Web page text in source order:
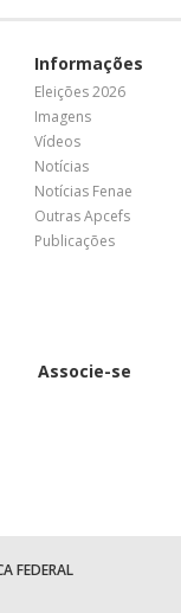
Informações
Eleições 2026
Imagens
Vídeos
Notícias
Notícias Fenae
Outras Apcefs
Publicações
Associe-se
FEDERAL